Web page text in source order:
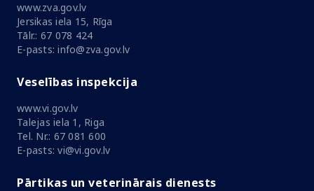
www.zva.gov.lv
Jersikas iela 15, Rīga
Tālr.: 67 078 424
E-pasts: info@zva.gov.lv
Veselības inspekcija
www.vi.gov.lv
Talejas iela 1, Riga
Tel. Nr.: 67 081 600
E-pasts: vi@vi.gov.lv
Pārtikas un veterinārais dienests